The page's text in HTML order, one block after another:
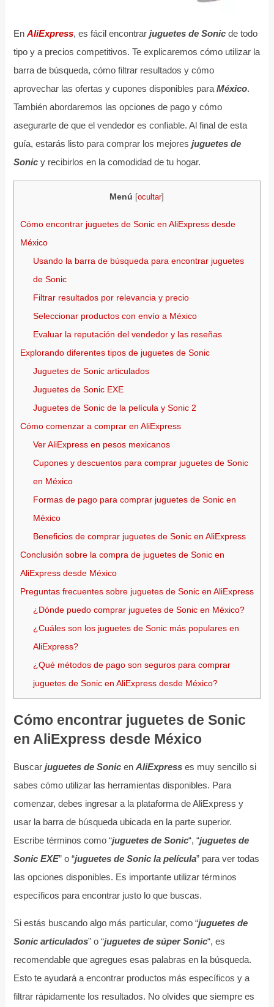
En AliExpress, es fácil encontrar juguetes de Sonicde todo
tipo y a precios competitivos. Te explicaremos cómo utilizar la
barra de búsqueda, cómo filtrar resultados y cómo
aprovechar las ofertas y cupones disponibles para México.
También abordaremos las opciones de pago y cómo
asegurarte de que el vendedor es confiable. Al final de esta
guía, estarás listo para comprar los mejores juguetes de
Sonicy recibirlos en la comodidad de tu hogar.
Menú [ocultar]
Cómo encontrar juguetes de Sonic en AliExpress desde
México
Usando la barra de búsqueda para encontrar juguetes
de Sonic
Filtrar resultados por relevancia y precio
Seleccionar productos con envío a México
Evaluar la reputación del vendedor y las reseñas
Explorando diferentes tipos de juguetes de Sonic
Juguetes de Sonic articulados
Juguetes de Sonic EXE
Juguetes de Sonic de la película y Sonic 2
Cómo comenzar a comprar en AliExpress
Ver AliExpress en pesos mexicanos
Cupones y descuentos para comprar juguetes de Sonic
en México
Formas de pago para comprar juguetes de Sonic en
México
Beneficios de comprar juguetes de Sonic en AliExpress
Conclusión sobre la compra de juguetes de Sonic en
AliExpress desde México
Preguntas frecuentes sobre juguetes de Sonic en AliExpress
¿Dónde puedo comprar juguetes de Sonic en México?
¿Cuáles son los juguetes de Sonic más populares en
AliExpress?
¿Qué métodos de pago son seguros para comprar
juguetes de Sonic en AliExpress desde México?
Cómo encontrar juguetes de Sonic
en AliExpress desde México
Buscar juguetes de Sonicen AliExpresses muy sencillo si
sabes cómo utilizar las herramientas disponibles. Para
comenzar, debes ingresar a la plataforma de AliExpress y
usar la barra de búsqueda ubicada en la parte superior.
Escribe términos como “juguetes de Sonic“, “juguetes de
Sonic EXE” o “juguetes de Sonic la película” para ver todas
las opciones disponibles. Es importante utilizar términos
específicos para encontrar justo lo que buscas.
Si estás buscando algo más particular, como “juguetes de
Sonic articulados” o “juguetes de súper Sonic“, es
recomendable que agregues esas palabras en la búsqueda.
Esto te ayudará a encontrar productos más específicos y a
filtrar rápidamente los resultados. No olvides que siempre es